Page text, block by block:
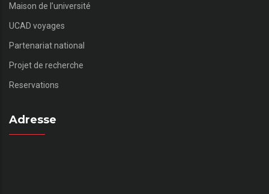
Maison de l’université
UCAD voyages
Partenariat national
Projet de recherche
Reservations
Adresse